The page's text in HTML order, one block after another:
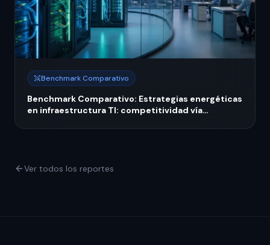
Benchmark Comparativo
Benchmark Comparativo: Estrategias energéticas
en infraestructura TI: competitividad vía
Ver todos los reportes